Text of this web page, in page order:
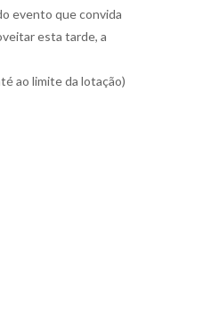
evento que convida
esta tarde, a
ao limite da lotação)